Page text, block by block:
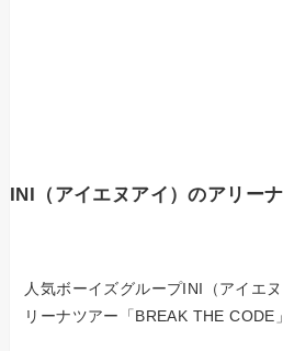
INI（アイエヌアイ）のアリー
人気ボーイズグループINI（アイエ
リーナツアー「BREAK THE CODE